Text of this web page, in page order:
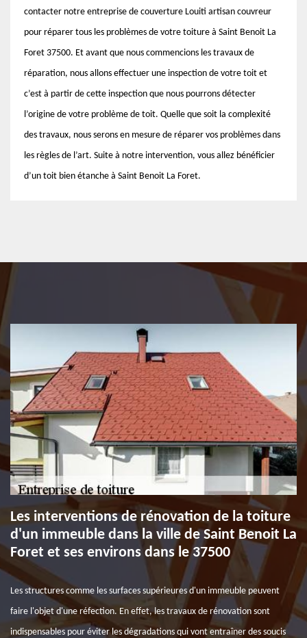
contacter notre entreprise de couverture Louiti artisan couvreur
pour réparer tous les problèmes de votre toiture à Saint Benoit La
Foret 37500. Et avant que nous commencions les travaux de
réparation, nous allons effectuer une inspection de votre toit et
c’est à partir de cette inspection que nous pourrons détecter
l’origine de votre problème de toit. Quelle que soit la complexité
des travaux, nous serons en mesure de réparer vos problèmes dans
les règles de l’art. Suite à notre intervention, vous allez bénéficier
d’un toit bien étanche à Saint Benoit La Foret.
Les interventions de rénovation de la toiture
d'un immeuble dans la ville de Saint Benoit La
Foret et ses environs dans le 37500
Les structures comme les surfaces supérieures d'un immeuble peuvent
faire l'objet d'une réfection. En effet, les travaux de rénovation sont
indispensables pour éviter les dégradations qui vont entraîner des soucis